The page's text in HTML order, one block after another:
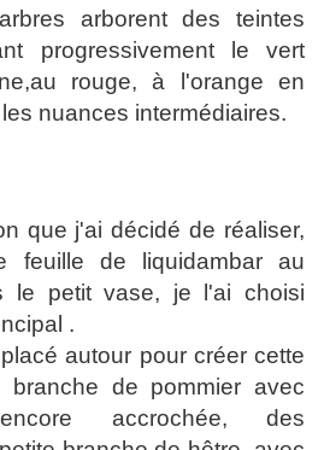
arborent des teintes
progressivement le vert
rouge, à l'orange en
nuances intermédiaires.
que j'ai décidé de réaliser,
feuille de liquidambar au
le petit vase, je l'ai choisi
.
autour pour créer cette
branche de pommier avec
accrochée, des